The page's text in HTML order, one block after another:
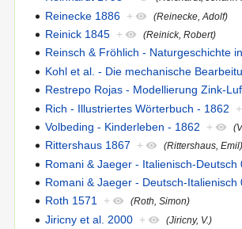
Reinecke 1886 + (Reinecke, Adolf)
Reinick 1845 + (Reinick, Robert)
Reinsch & Fröhlich - Naturgeschichte
Kohl et al. - Die mechanische
Restrepo Rojas - Modellierung Zink-
Rich - Illustriertes Wörterbuch - 1862
+
Volbeding - Kinderleben - 1862
+
Rittershaus 1867 + (Rittershaus,
Romani & Jaeger - Italienisch-Deutsch
Romani & Jaeger - Deutsch-Italienisch
Roth 1571 + (Roth, Simon)
Jiricny et al. 2000 + (Jiricny, V.)